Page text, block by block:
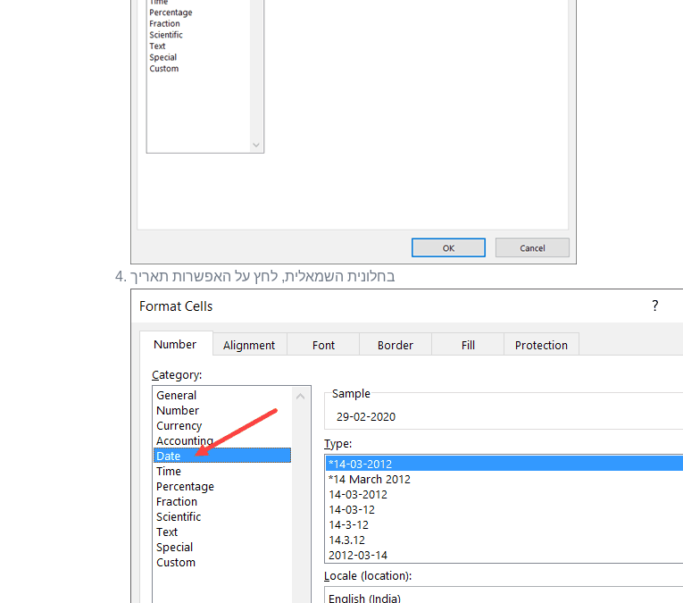
בחלונית השמאלית, לחץ על האפשרות תאריך